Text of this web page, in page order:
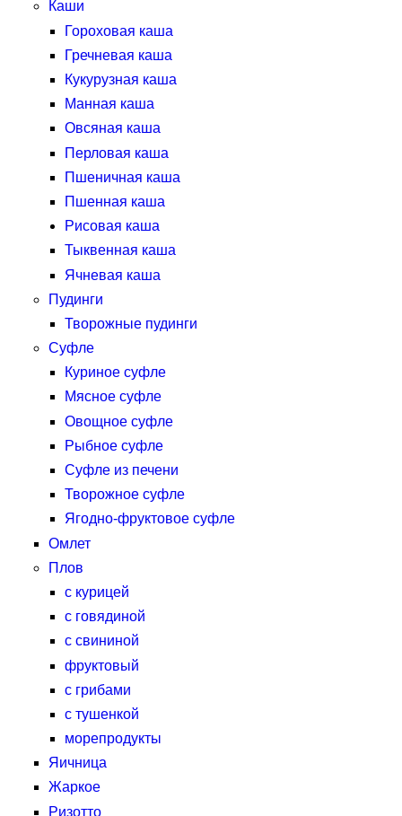
Каши
Гороховая каша
Гречневая каша
Кукурузная каша
Манная каша
Овсяная каша
Перловая каша
Пшеничная каша
Пшенная каша
Рисовая каша
Тыквенная каша
Ячневая каша
Пудинги
Творожные пудинги
Суфле
Куриное суфле
Мясное суфле
Овощное суфле
Рыбное суфле
Суфле из печени
Творожное суфле
Ягодно-фруктовое суфле
Омлет
Плов
с курицей
с говядиной
с свининой
фруктовый
с грибами
с тушенкой
морепродукты
Яичница
Жаркое
Ризотто